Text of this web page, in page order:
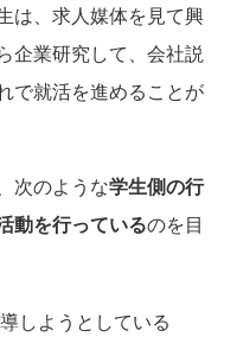
は、求人媒体を見て興
企業研究して、会社説
で就活を進めることが
次のような学生側の行
動を行っているのを目
しようとしている